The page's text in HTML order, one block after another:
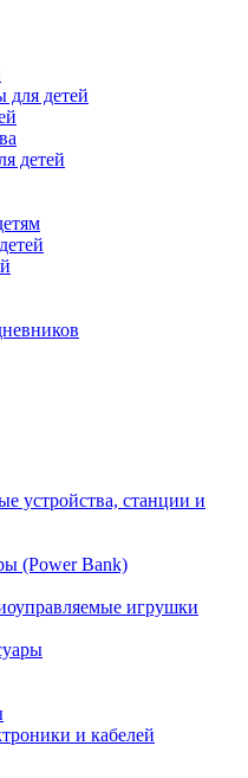
для детей
детей
устройства, станции и
(Power Bank)
игрушки
и кабелей